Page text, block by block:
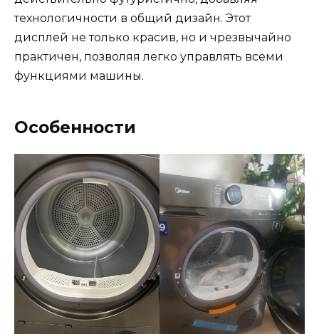
технологичности в общий дизайн. Этот
дисплей не только красив, но и чрезвычайно
практичен, позволяя легко управлять всеми
функциями машины.
Особенности